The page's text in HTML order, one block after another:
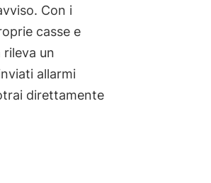
Con i
casse e
un
allarmi
direttamente